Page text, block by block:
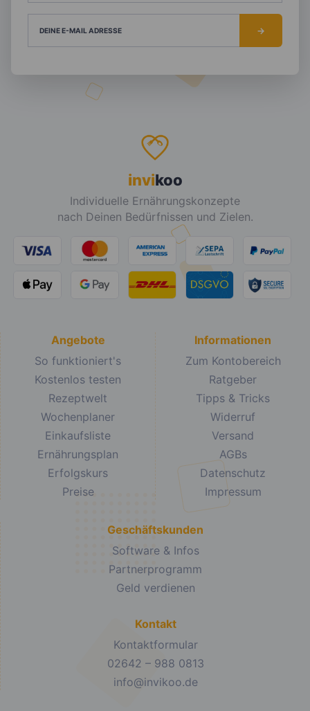
DEINE E-MAIL ADRESSE
invikoo
Individuelle Ernährungskonzepte
nach Deinen Bedürfnissen und Zielen.
Angebote
So funktioniert's
Kostenlos testen
Rezeptwelt
Wochenplaner
Einkaufsliste
Ernährungsplan
Erfolgskurs
Preise
Informationen
Zum Kontobereich
Ratgeber
Tipps & Tricks
Widerruf
Versand
AGBs
Datenschutz
Impressum
Geschäftskunden
Software & Infos
Partnerprogramm
Geld verdienen
Kontakt
Kontaktformular
02642 – 988 0813
info@invikoo.de